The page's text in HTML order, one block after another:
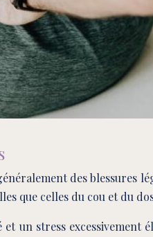
des blessures
que celles du cou et du
un stress